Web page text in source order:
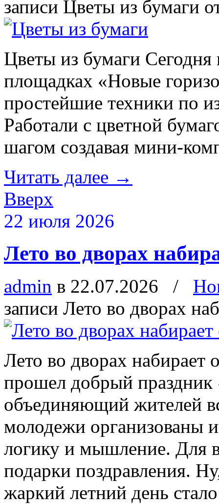
записи Цветы из бумаги
Цветы из бумаги Сегодня
площадках «Новые
простейшие техники по
Работали с цветной
шагом создавая мини-
Читать далее →
Вверх
22 июля 2026
Лето во дворах
admin в 22.07.2026 /
записи Лето во дворах
Лето во дворах
прошел добрый праздник
объединяющий жителей
молодежи организованы
логику и мышление. Для
подарки поздравления.
жаркий летний день